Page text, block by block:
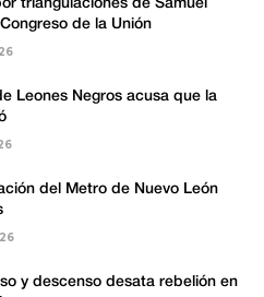
triangulaciones de Samuel
de la Unión
Leones Negros acusa que la
del Metro de Nuevo León
y descenso desata rebelión en